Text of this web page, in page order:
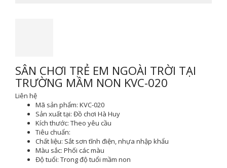
SÂN CHƠI TRẺ EM NGOÀI TRỜI TẠI
TRƯỜNG MẦM NON KVC-020
Liên hệ
Mã sản phẩm: KVC-020
Sản xuất tại: Đồ chơi Hà Huy
Kích thước: Theo yêu cầu
Tiêu chuẩn:
Chất liệu: Sắt sơn tĩnh điện, nhựa nhập khẩu
Màu sắc: Phối các màu
Độ tuổi: Trong độ tuổi mầm non